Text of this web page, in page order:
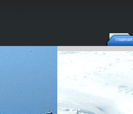
главная